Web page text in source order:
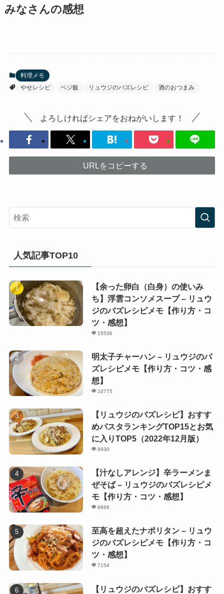
みなさんの感想
料理メモ
やせレシピ
ベジ飯 リュウジのバズレシピ 酒のおつまみ
よろしければシェアをおねがいします！
URLをコピーする
人気記事TOP10
【余った卵白（白身）の使いみ
ち】浮雲コンソメスープ – リュウ
ジのバズレシピメモ【作り方・コ
ツ・感想】
15536
明太子チャーハン – リュウジのバ
ズレシピメモ【作り方・コツ・感
想】
10775
【リュウジのバズレシピ】おすす
めパスタランキングTOP15とお気
に入りTOP5（2022年12月版）
9930
【汁なしアレンジ】辛ラーメンま
ぜそば – リュウジのバズレシピメ
モ【作り方・コツ・感想】
8666
至高を超えたナポリタン – リュウ
ジのバズレシピメモ【作り方・コ
ツ・感想】
7154
【リュウジのバズレシピ】おすす